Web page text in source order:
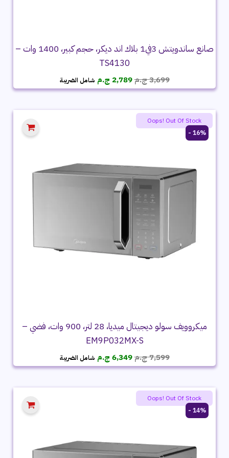
صانع ساندويتش 3في1 بلاك اند ديكر، حجم كبير، 1400 وات –
TS4130
3,699ج.مالسعر
الأصلي
3,699 ج.م.
2,789 ج.م السعر
الحالي
2,789 ج.م.
شامل الضريبة
16% -
ميكروويف سولو ديجيتال ميديا، 28 لتر، 900 وات، فضي –
EM9P032MX-S
7,599ج.مالسعر
الأصلي
7,599 ج.م.
6,349 ج.م السعر
الحالي
6,349 ج.م.
شامل الضريبة
Oops! Out Of Stock
14% -
Oops! Out Of Stock